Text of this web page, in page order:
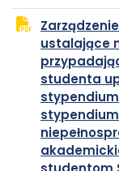
ustalające
studenta